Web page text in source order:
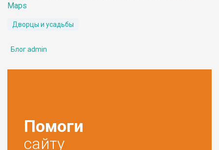
Maps
Дворцы и усадьбы
Блог admin
Помоги
сайту